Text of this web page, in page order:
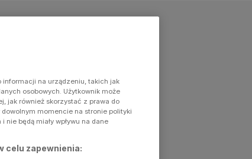
na urządzeniu, takich jak
osobowych. Użytkownik może
jak również skorzystać z prawa do
momencie na stronie polityki
będą miały wpływu na dane
celu zapewnienia: